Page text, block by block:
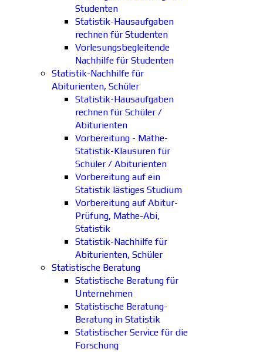
Studenten
Statistik-Hausaufgaben
rechnen für Studenten
Vorlesungsbegleitende
Nachhilfe für Studenten
Statistik-Nachhilfe für
Abiturienten, Schüler
Statistik-Hausaufgaben
rechnen für Schüler /
Abiturienten
Vorbereitung - Mathe-
Statistik-Klausuren für
Schüler / Abiturienten
Vorbereitung auf ein
Statistik lästiges Studium
Vorbereitung auf Abitur-
Prüfung, Mathe-Abi,
Statistik
Statistik-Nachhilfe für
Abiturienten, Schüler
Statistische Beratung
Statistische Beratung für
Unternehmen
Statistische Beratung-
Beratung in Statistik
Statistischer Service für die
Forschung